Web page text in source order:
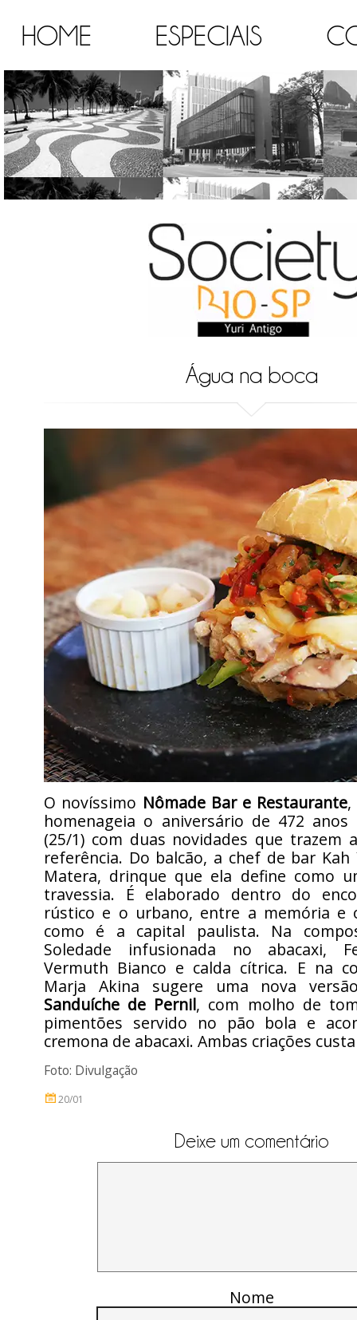
HOME ESPECIAIS
Água na boca
O novíssimo Nômade Bar e Restaurante,
homenageia o aniversário de 472 anos
(25/1) com duas novidades que trazem
referência. Do balcão, a chef de bar Kah
Matera, drinque que ela define como
travessia. É elaborado dentro do
rústico e o urbano, entre a memória
como é a capital paulista. Na
Soledade infusionada no abacaxi,
Vermuth Bianco e calda cítrica. E na
Marja Akina sugere uma nova
Sanduíche de Pernil, com molho de
pimentões servido no pão bola e
cremona de abacaxi. Ambas criações
Foto: Divulgação
20/01
Deixe um comentário
Nome